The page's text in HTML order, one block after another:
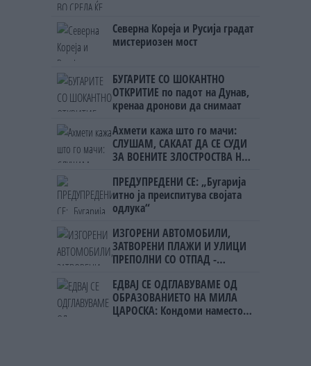
Северна Кореја и Русија градат
мистериозен мост
БУГАРИТЕ СО ШОКАНТНО
ОТКРИТИЕ по падот на Дунав,
кренаа дронови да снимаат
Ахмети кажа што го мачи:
СЛУШАМ, САКААТ ДА СЕ СУДИ
ЗА ВОЕНИТЕ ЗЛОСТРОСТВА НА
ПРЕДУПРЕДЕНИ СЕ: „Бугарија
итно ја преиспитува својата
одлука“
ИЗГОРЕНИ АВТОМОБИЛИ,
ЗАТВОРЕНИ ПЛАЖИ И УЛИЦИ
ПРЕПОЛНИ СО ОТПАД -
мигрантскиот бран кон Сеута
ЕДВАЈ СЕ ОДГЛАВУВАМЕ ОД
ОБРАЗОВАНИЕТО НА МИЛА
ЦАРОСКА: Кондоми наместо